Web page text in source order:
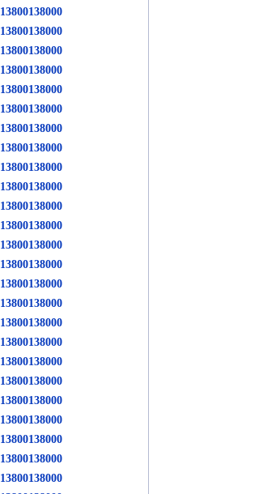
13800138000
13800138000
13800138000
13800138000
13800138000
13800138000
13800138000
13800138000
13800138000
13800138000
13800138000
13800138000
13800138000
13800138000
13800138000
13800138000
13800138000
13800138000
13800138000
13800138000
13800138000
13800138000
13800138000
13800138000
13800138000